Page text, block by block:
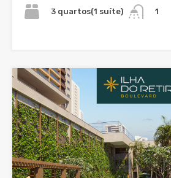
3 quartos(1 suíte) 1